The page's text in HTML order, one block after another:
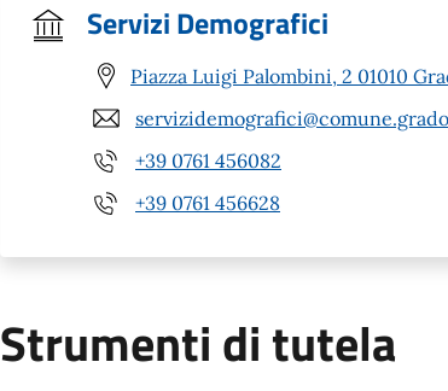
Servizi Demografici
Piazza Luigi Palombini, 2 01010
+39 0761 456082
+39 0761 456628
Strumenti di tutela